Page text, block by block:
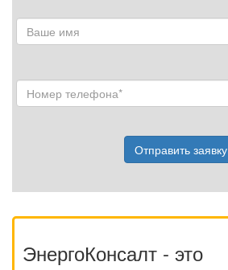
Отправить заявку
ЭнергоКонсалт - это